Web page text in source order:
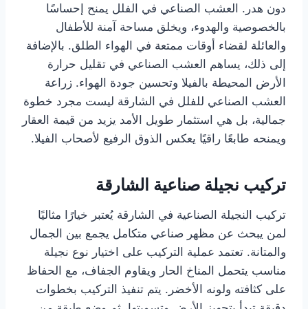
دون هدر. العشب الصناعي في الفلل يمنح إحساسًا
بالخصوصية والهدوء، ويخلق مساحة آمنة للأطفال
والعائلة لقضاء أوقات ممتعة في الهواء الطلق. بالإضافة
إلى ذلك، يساهم العشب الصناعي في تقليل حرارة
الأرض المحيطة بالفيلا وتحسين جودة الهواء. زراعة
العشب الصناعي للفلل في الشارقة ليست مجرد خطوة
جمالية، بل هي استثمار طويل الأمد يزيد من قيمة العقار
ويمنحه طابعًا راقيًا يعكس الذوق الرفيع لأصحاب الفيلا.
تركيب نجيلة صناعية الشارقة
تركيب النجيلة الصناعية في الشارقة يُعتبر خيارًا مثاليًا
لمن يبحث عن مظهر صناعي متكامل يجمع بين الجمال
والمتانة. تعتمد عملية التركيب على اختيار نوع نجيلة
مناسب يتحمل المناخ الحار ويقاوم الجفاف، مع الحفاظ
على كثافته ولونه الأخضر. يتم تنفيذ التركيب بخطوات